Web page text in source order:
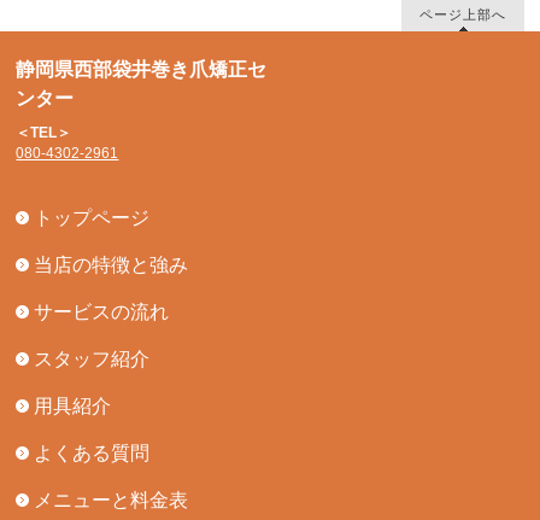
ページ上部へ
静岡県西部袋井巻き爪矯正セ
ンター
＜TEL＞
080-4302-2961
トップページ
当店の特徴と強み
サービスの流れ
スタッフ紹介
用具紹介
よくある質問
メニューと料金表